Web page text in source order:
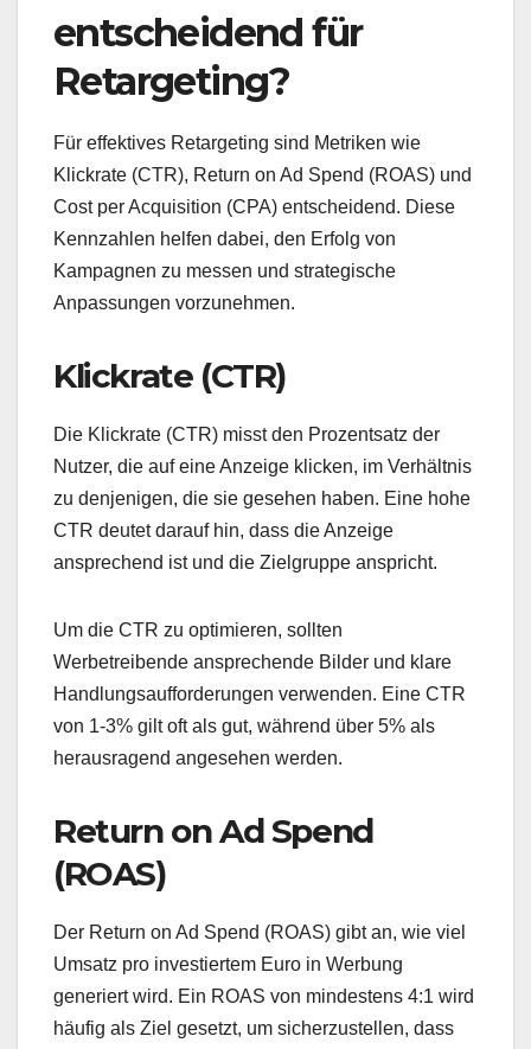
entscheidend für
Retargeting?
Für effektives Retargeting sind Metriken wie
Klickrate (CTR), Return on Ad Spend (ROAS) und
Cost per Acquisition (CPA) entscheidend. Diese
Kennzahlen helfen dabei, den Erfolg von
Kampagnen zu messen und strategische
Anpassungen vorzunehmen.
Klickrate (CTR)
Die Klickrate (CTR) misst den Prozentsatz der
Nutzer, die auf eine Anzeige klicken, im Verhältnis
zu denjenigen, die sie gesehen haben. Eine hohe
CTR deutet darauf hin, dass die Anzeige
ansprechend ist und die Zielgruppe anspricht.
Um die CTR zu optimieren, sollten
Werbetreibende ansprechende Bilder und klare
Handlungsaufforderungen verwenden. Eine CTR
von 1-3% gilt oft als gut, während über 5% als
herausragend angesehen werden.
Return on Ad Spend
(ROAS)
Der Return on Ad Spend (ROAS) gibt an, wie viel
Umsatz pro investiertem Euro in Werbung
generiert wird. Ein ROAS von mindestens 4:1 wird
häufig als Ziel gesetzt, um sicherzustellen, dass